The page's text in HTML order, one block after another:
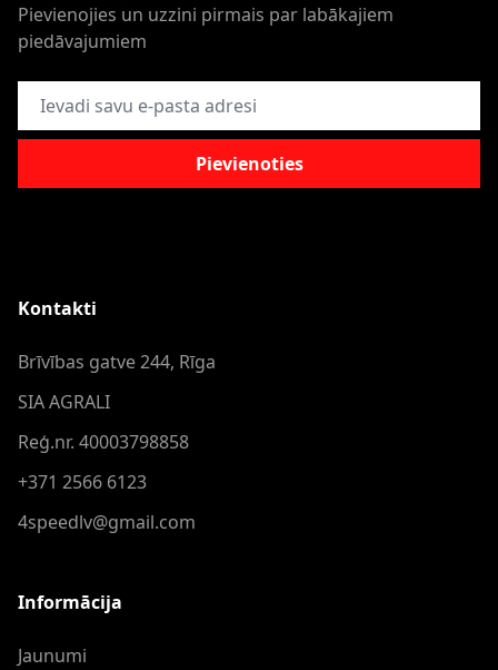
Pievienojies un uzzini pirmais par labākajiem
piedāvajumiem
E-pasta adrese
Pievienoties
Kontakti
Brīvības gatve 244, Rīga
SIA AGRALI
Reģ.nr. 40003798858
+371 2566 6123
4speedlv@gmail.com
Informācija
Jaunumi